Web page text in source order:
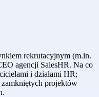
rekrutacyjnym (m.in.
agencji SalesHR. Na co
i działami HR;
projektów